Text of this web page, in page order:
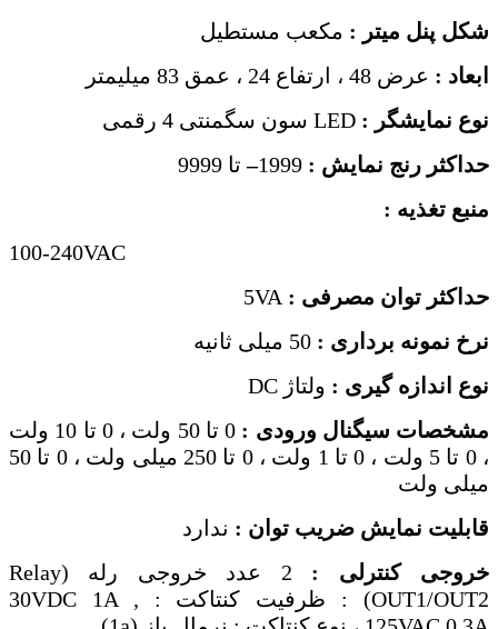
شکل پنل میتر : مکعب مستطیل
ابعاد : عرض 48 ، ارتفاع 24 ، عمق 83 میلیمتر
نوع نمایشگر :
حداکثر رنج نمایش : 1999
– تا 9999
منبع تغذیه :
100-240VAC
حداکثر توان مصرفی : 5VA
نرخ نمونه برداری : 50 میلی ثانیه
نوع اندازه گیری : ولتاژ DC
مشخصات سیگنال ورودی :
0 تا 50 ولت ، 0 تا 10 ولت
، 0 تا 5 ولت ، 0 تا 1 ولت ، 0 تا 250 میلی ولت ، 0 تا 50
میلی ولت
قابلیت نمایش ضریب توان : ندارد
خروجی کنترلی :
2 عدد خروجی رله (Relay
(OUT1/OUT2 : ظرفیت کنتاکت : 30VDC 1A ,